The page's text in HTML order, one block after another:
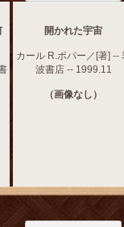
開かれた宇宙
カール R.ポパー／[著] --
波書店 -- 1999.11
（画像なし）